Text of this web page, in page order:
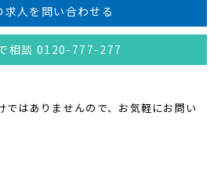
求人を問い合わせる
相談 0120-777-277
はありませんので、お気軽にお問い